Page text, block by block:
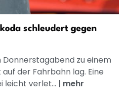
schleudert gegen
Donnerstagabend zu einem
der Fahrbahn lag. Eine
leicht verlet... | mehr